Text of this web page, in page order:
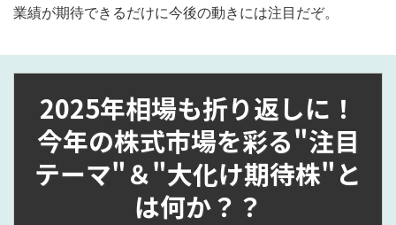
業績が期待できるだけに今後の動きには注目だぞ。
2025年相場も折り返しに！
今年の株式市場を彩る"注目
テーマ"＆"大化け期待株"と
は何か？？